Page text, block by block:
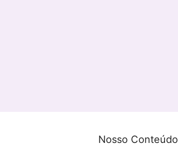
Nosso Conteúdo